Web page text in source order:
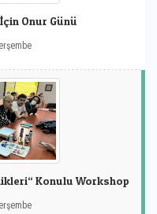
Onur Günü
Konulu Workshop